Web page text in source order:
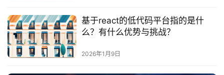
解
决
方
案
基于react的低代码平台指的是什
么？有什么优势与挑战？
2026年1月9日